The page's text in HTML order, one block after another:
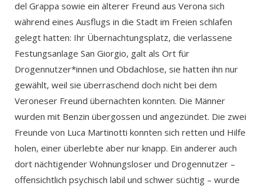
del Grappa sowie ein älterer Freund aus Verona sich
während eines Ausflugs in die Stadt im Freien schlafen
gelegt hatten: Ihr Übernachtungsplatz, die verlassene
Festungsanlage San Giorgio, galt als Ort für
Drogennutzer*innen und Obdachlose, sie hatten ihn nur
gewählt, weil sie überraschend doch nicht bei dem
Veroneser Freund übernachten konnten. Die Männer
wurden mit Benzin übergossen und angezündet. Die zwei
Freunde von Luca Martinotti konnten sich retten und Hilfe
holen, einer überlebte aber nur knapp. Ein anderer auch
dort nächtigender Wohnungsloser und Drogennutzer –
offensichtlich psychisch labil und schwer süchtig – wurde